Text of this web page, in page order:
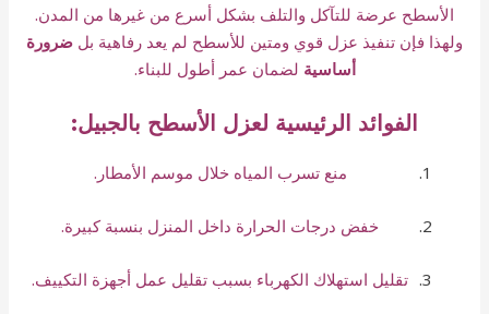
الأسطح عرضة للتآكل والتلف بشكل أسرع من غيرها من المدن.
ولهذا فإن تنفيذ عزل قوي ومتين للأسطح لم يعد رفاهية بل ضرورة
أساسية لضمان عمر أطول للبناء.
الفوائد الرئيسية لعزل الأسطح بالجبيل:
منع تسرب المياه خلال موسم الأمطار.
خفض درجات الحرارة داخل المنزل بنسبة كبيرة.
تقليل استهلاك الكهرباء بسبب تقليل عمل أجهزة التكييف.